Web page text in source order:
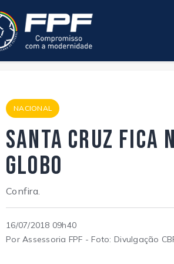
NACIONAL
Santa Cruz fica
Globo
Confira.
16/07/2018 09h40
Por Assessoria FPF - Foto: Divulgação